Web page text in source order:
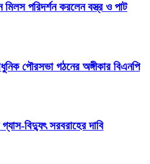
মিলস পরিদর্শন করলেন বস্ত্র ও পাট
পৌরসভা গঠনের অঙ্গীকার বিএনপি
গ্যাস-বিদ্যুৎ সরবরাহের দাবি